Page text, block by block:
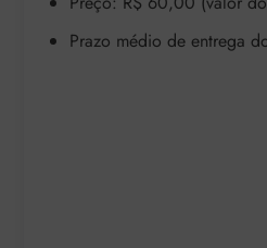
Prazo médio de entrega